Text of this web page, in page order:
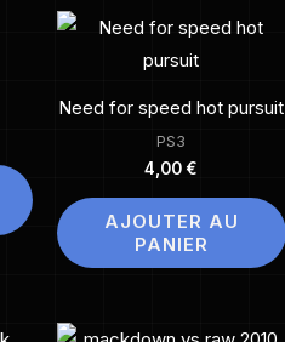
Need for speed hot pursuit
PS3
4,00 €
AJOUTER AU
PANIER